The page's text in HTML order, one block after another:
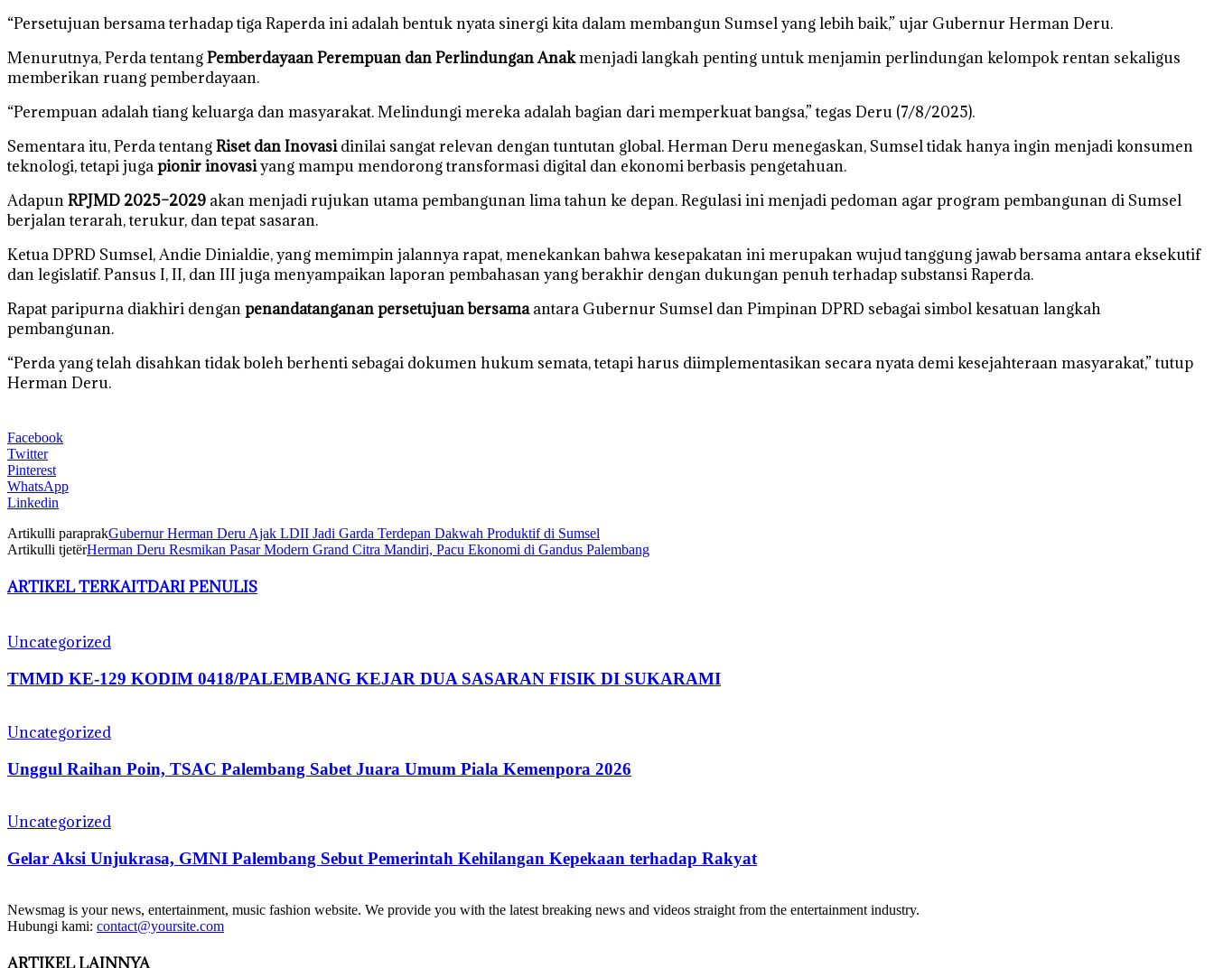
“Persetujuan bersama terhadap tiga Raperda ini adalah bentuk nyata sinergi kita dalam membangun Sumsel yang lebih baik,” ujar Gubernur Herman Deru.
Menurutnya, Perda tentangPemberdayaan Perempuan dan Perlindungan Anakmenjadi langkah penting untuk menjamin perlindungan kelompok rentan sekaligus
memberikan ruang pemberdayaan.
“Perempuan adalah tiang keluarga dan masyarakat. Melindungi mereka adalah bagian dari memperkuat bangsa,” tegas Deru (7/8/2025).
Sementara itu, Perda tentangRiset dan Inovasidinilai sangat relevan dengan tuntutan global. Herman Deru menegaskan, Sumsel tidak hanya ingin menjadi konsumen
teknologi, tetapi jugapionir inovasiyang mampu mendorong transformasi digital dan ekonomi berbasis pengetahuan.
AdapunRPJMD 2025–2029 akan menjadi rujukan utama pembangunan lima tahun ke depan. Regulasi ini menjadi pedoman agar program pembangunan di Sumsel
berjalan terarah, terukur, dan tepat sasaran.
Ketua DPRD Sumsel, Andie Dinialdie, yang memimpin jalannya rapat, menekankan bahwa kesepakatan ini merupakan wujud tanggung jawab bersama antara eksekutif
dan legislatif. Pansus I, II, dan III juga menyampaikan laporan pembahasan yang berakhir dengan dukungan penuh terhadap substansi Raperda.
Rapat paripurna diakhiri denganpenandatanganan persetujuan bersamaantara Gubernur Sumsel dan Pimpinan DPRD sebagai simbol kesatuan langkah
pembangunan.
“Perda yang telah disahkan tidak boleh berhenti sebagai dokumen hukum semata, tetapi harus diimplementasikan secara nyata demi kesejahteraan masyarakat,” tutup
Herman Deru.
Facebook
Twitter
Pinterest
WhatsApp
Linkedin
Artikulli paraprakGubernur Herman Deru Ajak LDII Jadi Garda Terdepan Dakwah Produktif di Sumsel
Artikulli tjetërHerman Deru Resmikan Pasar Modern Grand Citra Mandiri, Pacu Ekonomi di Gandus Palembang
ARTIKEL TERKAITDARI PENULIS
Uncategorized
TMMD KE-129 KODIM 0418/PALEMBANG KEJAR DUA SASARAN FISIK DI SUKARAMI
Uncategorized
Unggul Raihan Poin, TSAC Palembang Sabet Juara Umum Piala Kemenpora 2026
Uncategorized
Gelar Aksi Unjukrasa, GMNI Palembang Sebut Pemerintah Kehilangan Kepekaan terhadap Rakyat
Newsmag is your news, entertainment, music fashion website. We provide you with the latest breaking news and videos straight from the entertainment industry.
Hubungi kami: contact@yoursite.com
ARTIKEL LAINNYA